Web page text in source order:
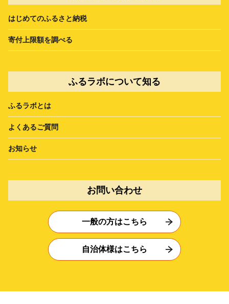
はじめてのふるさと納税
寄付上限額を調べる
ふるラボについて知る
ふるラボとは
よくあるご質問
お知らせ
お問い合わせ
一般の方はこちら
自治体様はこちら